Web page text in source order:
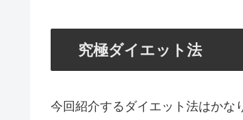
究極ダイエット法
今回紹介するダイエット法はかな